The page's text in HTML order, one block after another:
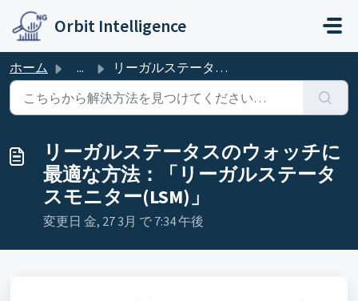
メインコンテンツに移動
Orbit Intelligence
ホーム ... リーガルステータスのウォッチに最適な方法：「リーガルステータスモニター(LSM)」
リーガルステータスのウォッチに
最適な方法：「リーガルステータ
スモニター(LSM)」
変更日 金, 27 3月 で 7:34 午後